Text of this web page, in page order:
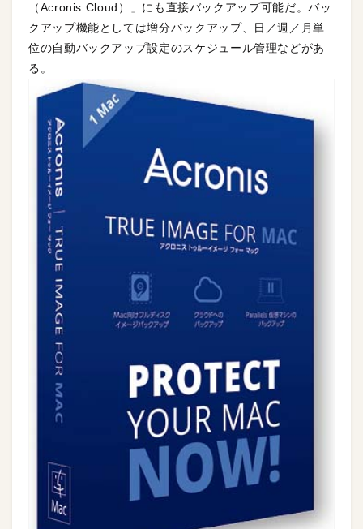
（Acronis Cloud）」にも直接バックアップ可能だ。バッ
クアップ機能としては増分バックアップ、日／週／月単
位の自動バックアップ設定のスケジュール管理などがあ
る。